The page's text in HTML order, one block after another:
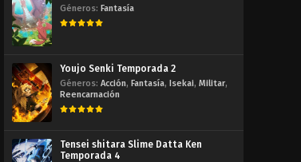
Géneros: Fantasía
Youjo Senki Temporada 2
Géneros: Acción, Fantasía, Isekai, Militar,
Reencarnación
Tensei shitara Slime Datta Ken
Temporada 4